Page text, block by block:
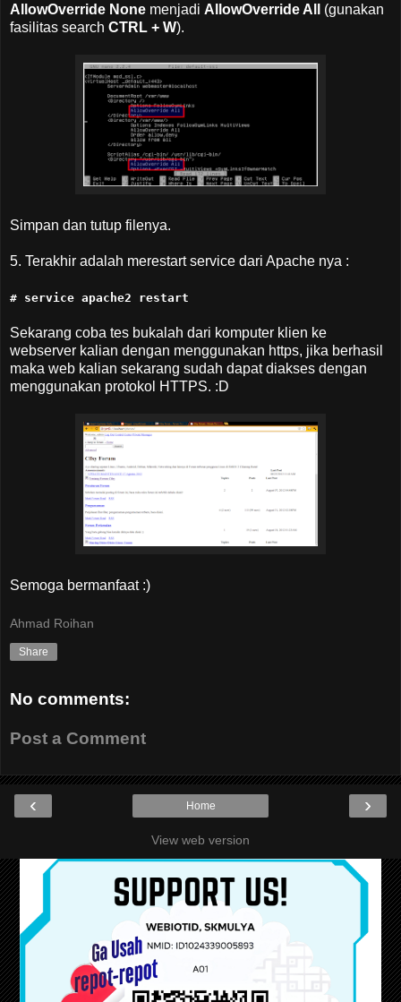
AllowOverride None menjadi AllowOverride All
(gunakan
fasilitas search CTRL + W).
Simpan dan tutup filenya.
5. Terakhir adalah merestart service dari Apache nya :
# service apache2 restart
Sekarang coba tes bukalah dari komputer klien ke
webserver kalian dengan menggunakan https, jika berhasil
maka web kalian sekarang sudah dapat diakses dengan
menggunakan protokol HTTPS. :D
Semoga bermanfaat :)
Ahmad Roihan
Share
No comments:
Post a Comment
‹ ›
Home
View web version